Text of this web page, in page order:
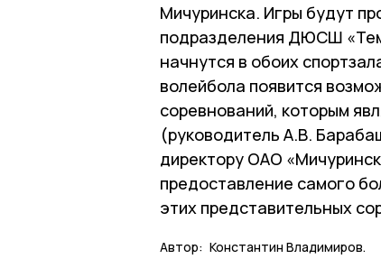
Мичуринска. Игры будут
подразделения ДЮСШ
начнутся в обоих
волейбола появится
соревнований, которым
(руководитель А.В.
директору ОАО
предоставление самого
этих представительных
Автор: Константин Владимиров.